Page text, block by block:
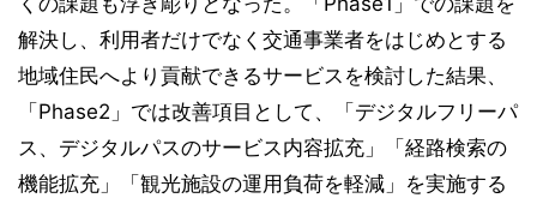
解決し、利用者だけでなく交通事業者をはじめとする
地域住民へより貢献できるサービスを検討した結果、
「Phase2」では改善項目として、「デジタルフリーパ
ス、デジタルパスのサービス内容拡充」「経路検索の
機能拡充」「観光施設の運用負荷を軽減」を実施する